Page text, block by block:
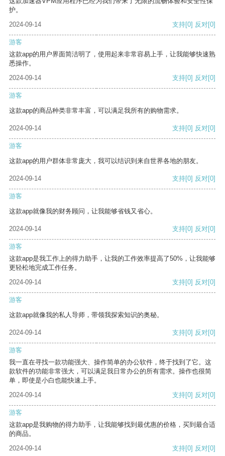
护。
2024-09-14
支持[0] 反对[0]
游客
这款app的用户界面简洁明了，使用起来非常容易上手，让我能够快速熟
悉操作。
2024-09-14
支持[0] 反对[0]
游客
这款app的商品种类非常丰富，可以满足我所有的购物需求。
2024-09-14 支持[0] 反对[0]
游客
这款app的用户群体非常庞大，我可以结识到来自世界各地的朋友。
2024-09-14 支持[0] 反对[0]
游客
这款app就像我的财务顾问，让我能够省钱又省心。
2024-09-14 支持[0] 反对[0]
游客
这款app是我工作上的得力助手，让我的工作效率提高了50%，让我能够
更轻松地完成工作任务。
2024-09-14
支持[0] 反对[0]
游客
这款app就像我的私人导师，带领我探索知识的奥秘。
2024-09-14 支持[0] 反对[0]
游客
我一直在寻找一款功能强大、操作简单的办公软件，终于找到了它。这
款软件的功能非常强大，可以满足我日常办公的所有需求。操作也很简
单，即使是小白也能快速上手。
2024-09-14
支持[0] 反对[0]
游客
这款app是我购物的得力助手，让我能够找到最优惠的价格，买到最合适
的商品。
2024-09-14
支持[0] 反对[0]